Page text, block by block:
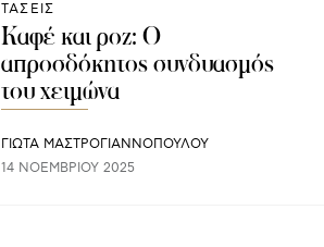
ΤΑΣΕΙΣ
Καφέ και ροζ: Ο
απροσδόκητος συνδυασμός
του χειμώνα
ΓΙΩΤΑ ΜΑΣΤΡΟΓΙΑΝΝΟΠΟΥΛΟΥ
14 ΝΟΕΜΒΡΊΟΥ 2025